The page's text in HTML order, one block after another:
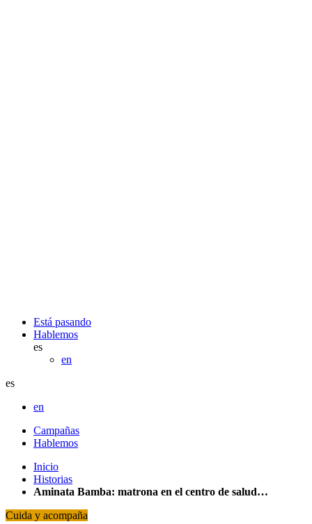
Está pasando
Hablemos
es
en
es
en
Campañas
Hablemos
Inicio
Historias
Aminata Bamba: matrona en el centro de salud…
Cuida y acompaña